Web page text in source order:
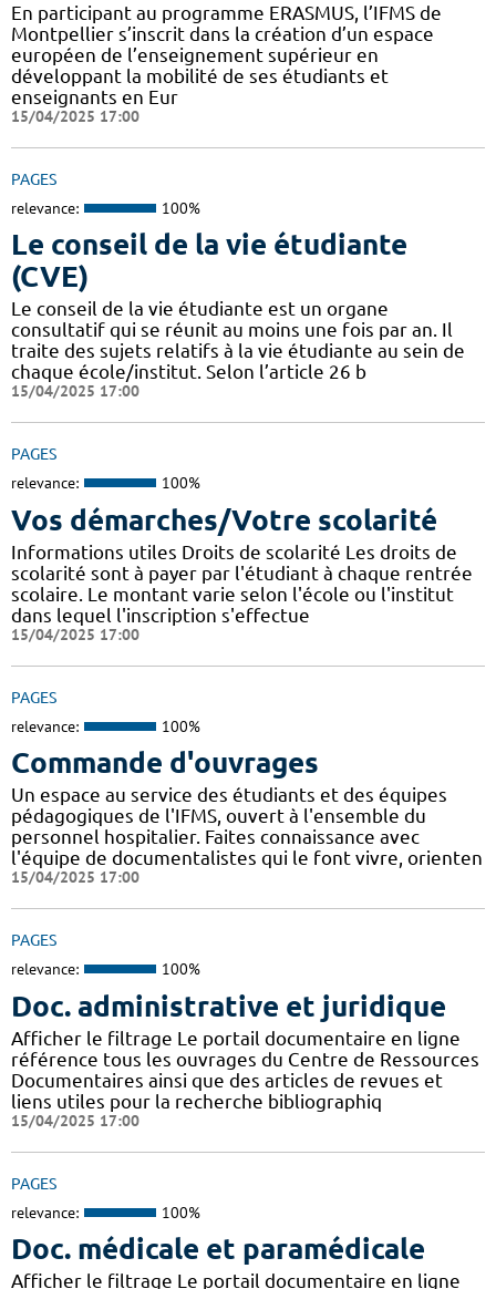
En participant au programme ERASMUS, l’IFMS de
Montpellier s’inscrit dans la création d’un espace
européen de l’enseignement supérieur en
développant la mobilité de ses étudiants et
enseignants en Eur
15/04/2025 17:00
PAGES
relevance: 100%
Le conseil de la vie étudiante
(CVE)
Le conseil de la vie étudiante est un organe
consultatif qui se réunit au moins une fois par an. Il
traite des sujets relatifs à la vie étudiante au sein de
chaque école/institut. Selon l’article 26 b
15/04/2025 17:00
PAGES
relevance: 100%
Vos démarches/Votre scolarité
Informations utiles Droits de scolarité Les droits de
scolarité sont à payer par l'étudiant à chaque rentrée
scolaire. Le montant varie selon l'école ou l'institut
dans lequel l'inscription s'effectue
15/04/2025 17:00
PAGES
relevance: 100%
Commande d'ouvrages
Un espace au service des étudiants et des équipes
pédagogiques de l'IFMS, ouvert à l'ensemble du
personnel hospitalier. Faites connaissance avec
l'équipe de documentalistes qui le font vivre, orienten
15/04/2025 17:00
PAGES
relevance: 100%
Doc. administrative et juridique
Afficher le filtrage Le portail documentaire en ligne
référence tous les ouvrages du Centre de Ressources
Documentaires ainsi que des articles de revues et
liens utiles pour la recherche bibliographiq
15/04/2025 17:00
PAGES
relevance: 100%
Doc. médicale et paramédicale
Afficher le filtrage Le portail documentaire en ligne